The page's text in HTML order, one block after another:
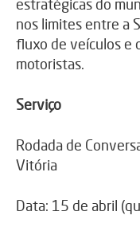
estratégicas do
nos limites entre a
fluxo de veículos e
motoristas.
Serviço
Rodada de
Vitória
Data: 15 de abril